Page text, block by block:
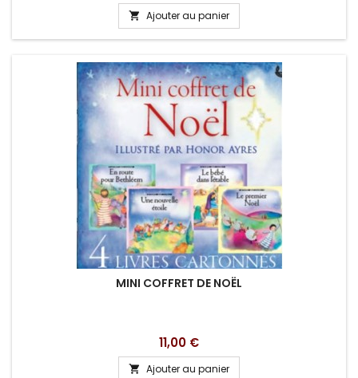
 Ajouter au panier
MINI COFFRET DE NOËL
Prix
11,00 €
 Ajouter au panier